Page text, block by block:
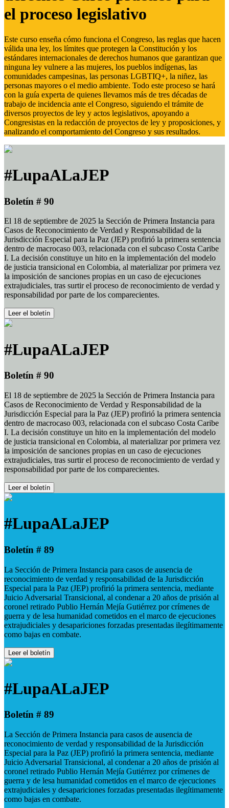
el proceso legislativo
Este curso enseña cómo funciona el Congreso, las reglas que hacen
válida una ley, los límites que protegen la Constitución y los
estándares internacionales de derechos humanos que garantizan que
ninguna ley vulnere a las mujeres, los pueblos indígenas, las
comunidades campesinas, las personas LGBTIQ+, la niñez, las
personas mayores o el medio ambiente. Todo este proceso se hará
con la guía experta de quienes llevamos más de tres décadas de
trabajo de incidencia ante el Congreso, siguiendo el trámite de
diversos proyectos de ley y actos legislativos, apoyando a
Congresistas en la redacción de proyectos de ley y proposiciones, y
analizando el comportamiento del Congreso y sus resultados.
#LupaALaJEP
Boletín # 90
El 18 de septiembre de 2025 la Sección de Primera Instancia para
Casos de Reconocimiento de Verdad y Responsabilidad de la
Jurisdicción Especial para la Paz (JEP) profirió la primera sentencia
dentro de macrocaso 003, relacionada con el subcaso Costa Caribe
I. La decisión constituye un hito en la implementación del modelo
de justicia transicional en Colombia, al materializar por primera vez
la imposición de sanciones propias en un caso de ejecuciones
extrajudiciales, tras surtir el proceso de reconocimiento de verdad y
responsabilidad por parte de los comparecientes.
Leer el boletín
#LupaALaJEP
Boletín # 90
El 18 de septiembre de 2025 la Sección de Primera Instancia para
Casos de Reconocimiento de Verdad y Responsabilidad de la
Jurisdicción Especial para la Paz (JEP) profirió la primera sentencia
dentro de macrocaso 003, relacionada con el subcaso Costa Caribe
I. La decisión constituye un hito en la implementación del modelo
de justicia transicional en Colombia, al materializar por primera vez
la imposición de sanciones propias en un caso de ejecuciones
extrajudiciales, tras surtir el proceso de reconocimiento de verdad y
responsabilidad por parte de los comparecientes.
Leer el boletín
#LupaALaJEP
Boletín # 89
La Sección de Primera Instancia para casos de ausencia de
reconocimiento de verdad y responsabilidad de la Jurisdicción
Especial para la Paz (JEP) profirió la primera sentencia, mediante
Juicio Adversarial Transicional, al condenar a 20 años de prisión al
coronel retirado Publio Hernán Mejía Gutiérrez por crímenes de
guerra y de lesa humanidad cometidos en el marco de ejecuciones
extrajudiciales y desapariciones forzadas presentadas ilegítimamente
como bajas en combate.
Leer el boletín
#LupaALaJEP
Boletín # 89
La Sección de Primera Instancia para casos de ausencia de
reconocimiento de verdad y responsabilidad de la Jurisdicción
Especial para la Paz (JEP) profirió la primera sentencia, mediante
Juicio Adversarial Transicional, al condenar a 20 años de prisión al
coronel retirado Publio Hernán Mejía Gutiérrez por crímenes de
guerra y de lesa humanidad cometidos en el marco de ejecuciones
extrajudiciales y desapariciones forzadas presentadas ilegítimamente
como bajas en combate.